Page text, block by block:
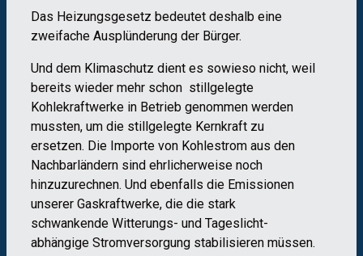
Das Heizungsgesetz bedeutet deshalb eine
zweifache Ausplünderung der Bürger.
Und dem Klimaschutz dient es sowieso nicht, weil
bereits wieder mehr schon stillgelegte
Kohlekraftwerke in Betrieb genommen werden
mussten, um die stillgelegte Kernkraft zu
ersetzen. Die Importe von Kohlestrom aus den
Nachbarländern sind ehrlicherweise noch
hinzuzurechnen. Und ebenfalls die Emissionen
unserer Gaskraftwerke, die die stark
schwankende Witterungs- und Tageslicht-
abhängige Stromversorgung stabilisieren müssen.